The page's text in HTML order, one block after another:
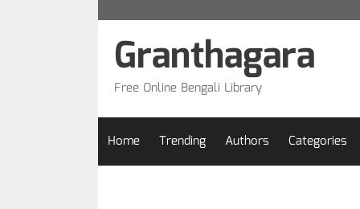
Granthagara
Free Online Bengali Library
Home Trending Authors Categories